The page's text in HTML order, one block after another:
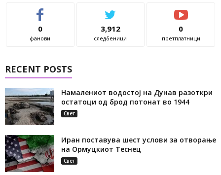
0
фанови
3,912
следбеници
0
претплатници
RECENT POSTS
Намалениот водостој на Дунав разоткри
остатоци од брод потонат во 1944
Свет
Иран поставува шест услови за отворање
на Ормуцкиот Теснец
Свет